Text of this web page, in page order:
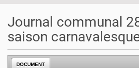
Journal communal
saison
DOCUMENT